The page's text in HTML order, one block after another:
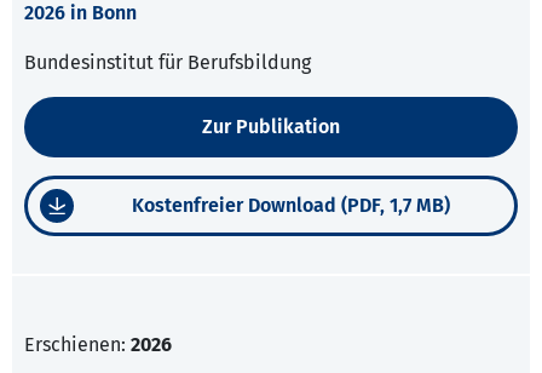
2026 in Bonn
Bundesinstitut für Berufsbildung
Zur Publikation
Kostenfreier Download (PDF, 1,7 MB)
Erschienen: 2026